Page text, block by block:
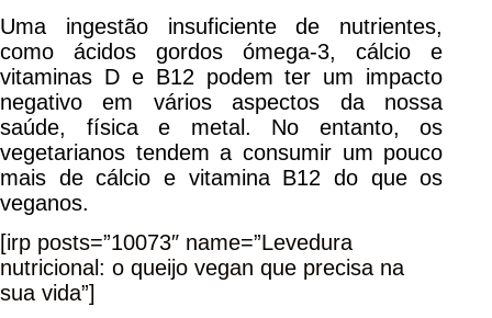
Uma ingestão insuficiente de nutrientes,
como ácidos gordos ómega-3, cálcio e
vitaminas D e B12 podem ter um impacto
negativo em vários aspectos da nossa
saúde, física e metal. No entanto, os
vegetarianos tendem a consumir um pouco
mais de cálcio e vitamina B12 do que os
veganos.
[irp posts=”10073″ name=”Levedura
nutricional: o queijo vegan que precisa na
sua vida”]